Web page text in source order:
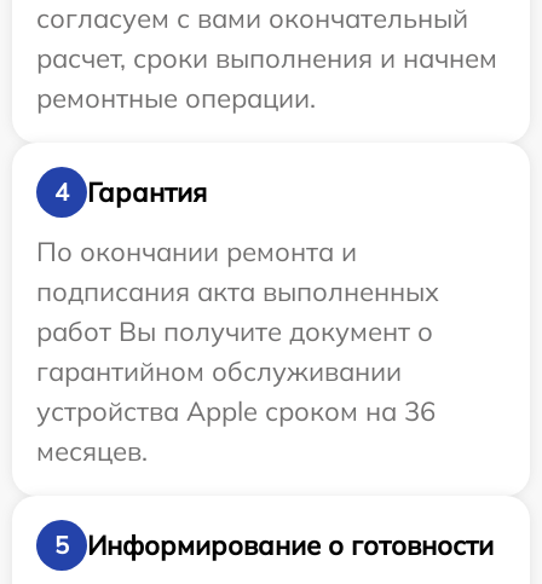
согласуем с вами окончательный
расчет, сроки выполнения и начнем
ремонтные операции.
4
Гарантия
По окончании ремонта и
подписания акта выполненных
работ Вы получите документ о
гарантийном обслуживании
устройства Apple сроком на 36
месяцев.
5 Информирование о готовности